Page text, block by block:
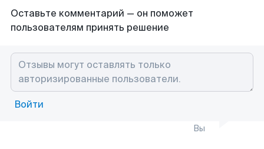
Оставьте комментарий — он поможет
пользователям принять решение
Войти
Вы